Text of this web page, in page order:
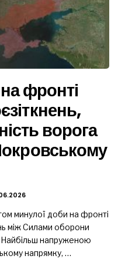
фронті
ворога
минулої доби на фронті
між Силами оборони
Найбільш напруженою
напрямку, …